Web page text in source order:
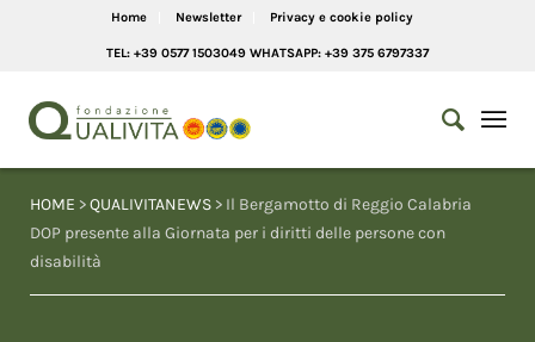
Home Newsletter Privacy e cookie policy
TEL: +39 0577 1503049 WHATSAPP: +39 375 6797337
HOME >QUALIVITANEWS > Il Bergamotto di Reggio Calabria
DOP presente alla Giornata per i diritti delle persone con
disabilità